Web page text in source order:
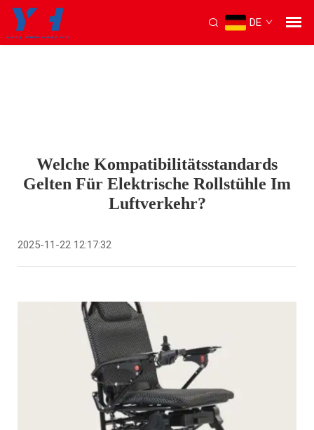
DE
Welche Kompatibilitätsstandards
Gelten Für Elektrische Rollstühle Im
Luftverkehr?
2025-11-22 12:17:32